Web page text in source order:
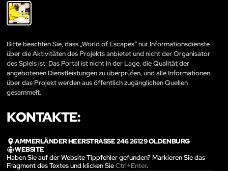
Bitte beachten Sie, dass „World of Escapes“ nur Informationsdienste
über die Aktivitäten des Projekts anbietet und nicht der Organisator
des Spiels ist. Das Portal ist nicht in der Lage, die Qualität der
angebotenen Dienstleistungen zu überprüfen, und alle Informationen
über das Projekt werden aus öffentlich zugänglichen Quellen
gesammelt.
KONTAKTE:
AMMERLÄNDER HEERSTRASSE 246 26129 OLDENBURG
WEBSITE
Haben Sie auf der Website Tippfehler gefunden? Markieren Sie das
Fragment des Textes und klicken SieCtrl+Enter.